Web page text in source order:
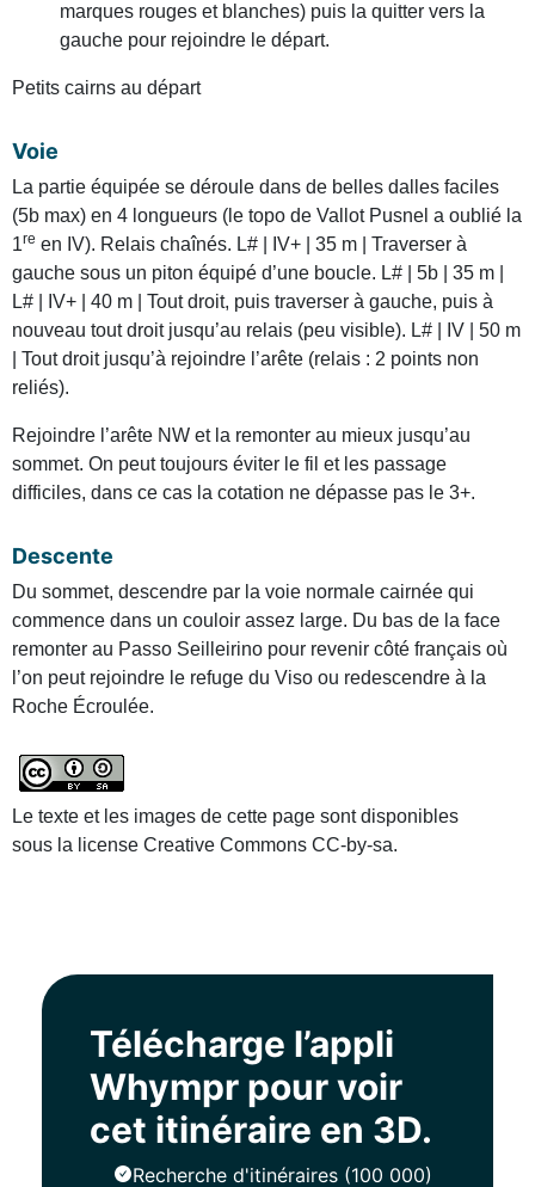
marques rouges et blanches) puis la quitter vers la
gauche pour rejoindre le départ.
Petits cairns au départ
Voie
La partie équipée se déroule dans de belles dalles faciles
(5b max) en 4 longueurs (le topo de Vallot Pusnel a oublié la
1re en IV). Relais chaînés. L# | IV+ | 35 m | Traverser à
gauche sous un piton équipé d’une boucle. L# | 5b | 35 m |
L# | IV+ | 40 m | Tout droit, puis traverser à gauche, puis à
nouveau tout droit jusqu’au relais (peu visible). L# | IV | 50 m
| Tout droit jusqu’à rejoindre l’arête (relais : 2 points non
reliés).
Rejoindre l’arête NW et la remonter au mieux jusqu’au
sommet. On peut toujours éviter le fil et les passage
difficiles, dans ce cas la cotation ne dépasse pas le 3+.
Descente
Du sommet, descendre par la voie normale cairnée qui
commence dans un couloir assez large. Du bas de la face
remonter au Passo Seilleirino pour revenir côté français où
l’on peut rejoindre le refuge du Viso ou redescendre à la
Roche Écroulée.
Le texte et les images de cette page sont disponibles
sous la license Creative Commons CC-by-sa.
Télécharge l’appli
Whympr pour voir
cet itinéraire en 3D.
Recherche d'itinéraires (100 000)